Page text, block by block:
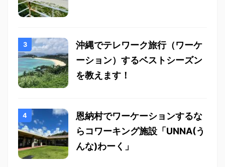
沖縄でテレワーク旅行（ワーケ
ーション）するベストシーズン
を教えます！
恩納村でワーケーションするな
らコワーキング施設「UNNA(う
んな)わーく」